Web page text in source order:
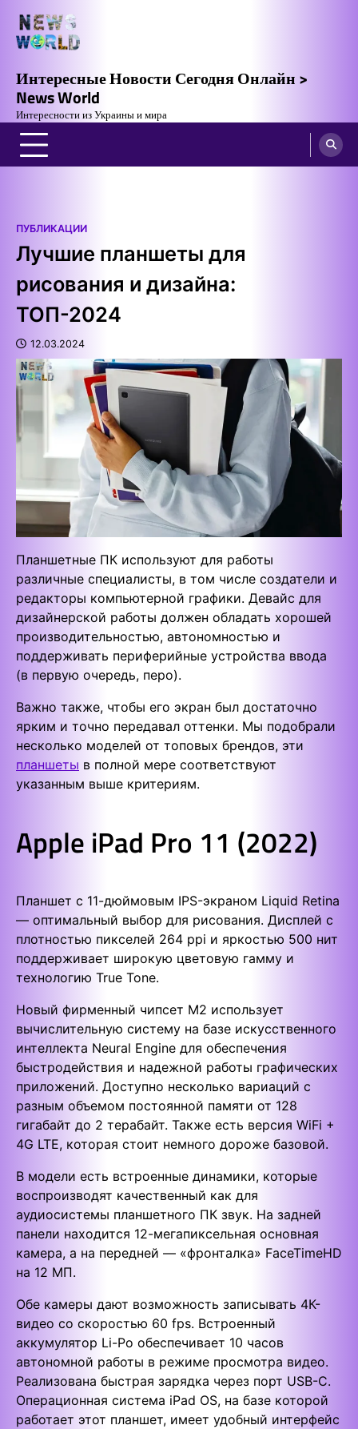
content
Интересные Новости Сегодня Онлайн >
News World
Интересности из Украины и мира
ПУБЛИКАЦИИ
Лучшие планшеты для
рисования и дизайна:
ТОП-2024
12.03.2024
Планшетные ПК используют для работы
различные специалисты, в том числе создатели и
редакторы компьютерной графики. Девайс для
дизайнерской работы должен обладать хорошей
производительностью, автономностью и
поддерживать периферийные устройства ввода
(в первую очередь, перо).
Важно также, чтобы его экран был достаточно
ярким и точно передавал оттенки. Мы подобрали
несколько моделей от топовых брендов, эти
планшеты в полной мере соответствуют
указанным выше критериям.
Apple iPad Pro 11 (2022)
Планшет с 11-дюймовым IPS-экраном Liquid Retina
— оптимальный выбор для рисования. Дисплей с
плотностью пикселей 264 ppi и яркостью 500 нит
поддерживает широкую цветовую гамму и
технологию True Tone.
Новый фирменный чипсет M2 использует
вычислительную систему на базе искусственного
интеллекта Neural Engine для обеспечения
быстродействия и надежной работы графических
приложений. Доступно несколько вариаций с
разным объемом постоянной памяти от 128
гигабайт до 2 терабайт. Также есть версия WiFi +
4G LTE, которая стоит немного дороже базовой.
В модели есть встроенные динамики, которые
воспроизводят качественный как для
аудиосистемы планшетного ПК звук. На задней
панели находится 12-мегапиксельная основная
камера, а на передней — «фронталка» FaceTimeHD
на 12 МП.
Обе камеры дают возможность записывать 4К-
видео со скоростью 60 fps. Встроенный
аккумулятор Li-Po обеспечивает 10 часов
автономной работы в режиме просмотра видео.
Реализована быстрая зарядка через порт USB-C.
Операционная система iPad OS, на базе которой
работает этот планшет, имеет удобный интерфейс